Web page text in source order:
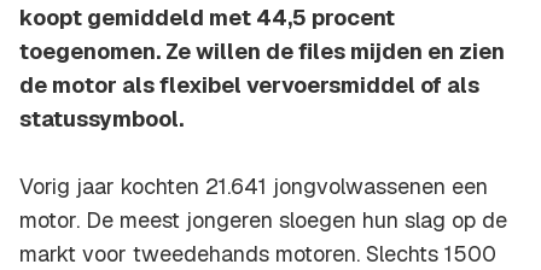
koopt gemiddeld met 44,5 procent
toegenomen. Ze willen de files mijden en zien
de motor als flexibel vervoersmiddel of als
statussymbool.
Vorig jaar kochten 21.641 jongvolwassenen een
motor. De meest jongeren sloegen hun slag op de
markt voor tweedehands motoren. Slechts 1500